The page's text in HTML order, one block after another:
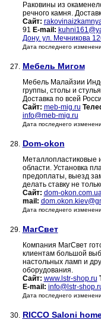
Раковины из
речного камня.
Сайт:
91 E-mail:
Дону. ул. Мечникова
Дата последнего
27. Мебель Мигом
Мебель Малайзии
группы, столы и
Доставка по всей
Сайт: meb-mig.ru
info@meb-mig.ru
Дата последнего
28. Dom-okon
Металлопластиковые
области. Установка
предоплаты, выезд
делать ставку не
Сайт: dom-
mail:
Дата последнего
29. МагСвет
Компания МагСвет
клиентам большой
настольных ламп и
оборудования.
Сайт: www.lstr-shop.ru
E-mail: info@lstr-
Дата последнего
30. RICCO Saloni